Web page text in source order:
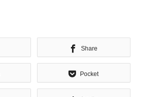
Share
Pocket